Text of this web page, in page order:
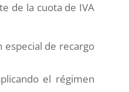
de la cuota de IVA
especial de recargo
el régimen